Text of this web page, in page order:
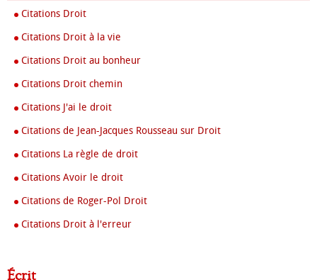
Citations Droit
Citations Droit à la vie
Citations Droit au bonheur
Citations Droit chemin
Citations J'ai le droit
Citations de Jean-Jacques Rousseau sur Droit
Citations La règle de droit
Citations Avoir le droit
Citations de Roger-Pol Droit
Citations Droit à l'erreur
Écrit